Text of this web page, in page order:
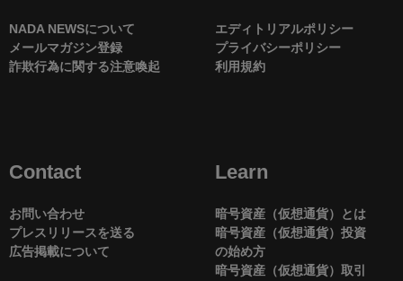
NADA NEWSについて
メールマガジン登録
詐欺行為に関する注意喚起
エディトリアルポリシー
プライバシーポリシー
利用規約
Contact
お問い合わせ
プレスリリースを送る
広告掲載について
Learn
暗号資産（仮想通貨）とは
暗号資産（仮想通貨）投資
の始め方
暗号資産（仮想通貨）取引